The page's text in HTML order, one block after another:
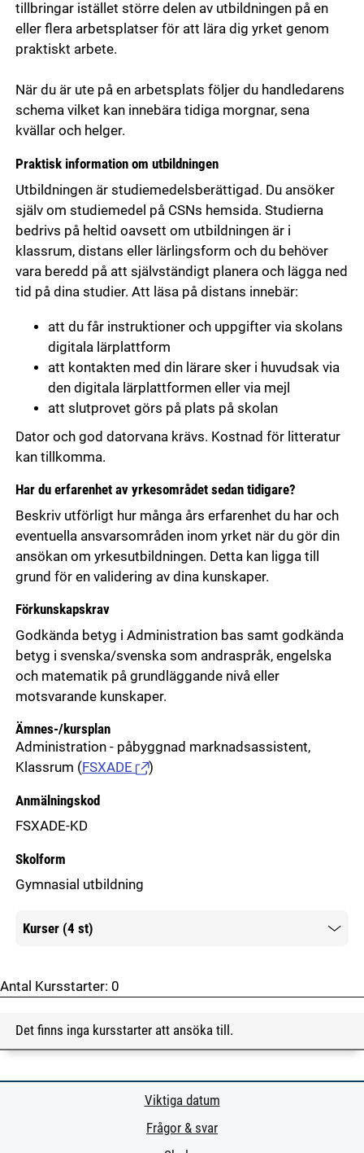
tillbringar istället större delen av utbildningen på en
eller flera arbetsplatser för att lära dig yrket genom
praktiskt arbete.
När du är ute på en arbetsplats följer du handledarens
schema vilket kan innebära tidiga morgnar, sena
kvällar och helger.
Praktisk information om utbildningen
Utbildningen är studiemedelsberättigad. Du ansöker
själv om studiemedel på CSNs hemsida. Studierna
bedrivs på heltid oavsett om utbildningen är i
klassrum, distans eller lärlingsform och du behöver
vara beredd på att självständigt planera och lägga ned
tid på dina studier. Att läsa på distans innebär:
att du får instruktioner och uppgifter via skolans
digitala lärplattform
att kontakten med din lärare sker i huvudsak via
den digitala lärplattformen eller via mejl
att slutprovet görs på plats på skolan
Dator och god datorvana krävs. Kostnad för litteratur
kan tillkomma.
Har du erfarenhet av yrkesområdet sedan tidigare?
Beskriv utförligt hur många års erfarenhet du har och
eventuella ansvarsområden inom yrket när du gör din
ansökan om yrkesutbildningen. Detta kan ligga till
grund för en validering av dina kunskaper.
Förkunskapskrav
Godkända betyg i Administration bas samt godkända
betyg i svenska/svenska som andraspråk, engelska
och matematik på grundläggande nivå eller
motsvarande kunskaper.
Ämnes-/kursplan
Administration - påbyggnad marknadsassistent,
Klassrum ( FSXADE )
Anmälningskod
FSXADE-KD
Skolform
Gymnasial utbildning
Kurser (4 st)
Mer information
Antal Kursstarter: 0
Det finns inga kursstarter att ansöka till.
Viktiga datum
Frågor & svar